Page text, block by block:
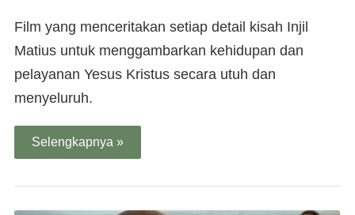
Film yang menceritakan setiap detail kisah Injil
Matius untuk menggambarkan kehidupan dan
pelayanan Yesus Kristus secara utuh dan
menyeluruh.
Selengkapnya »